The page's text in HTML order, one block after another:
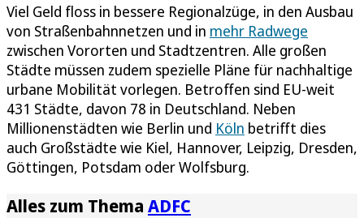
Viel Geld floss in bessere Regionalzüge, in den Ausbau
von Straßenbahnnetzen und in mehr Radwege
zwischen Vororten und Stadtzentren. Alle großen
Städte müssen zudem spezielle Pläne für nachhaltige
urbane Mobilität vorlegen. Betroffen sind EU-weit
431 Städte, davon 78 in Deutschland. Neben
Millionenstädten wie Berlin und Köln betrifft dies
auch Großstädte wie Kiel, Hannover, Leipzig, Dresden,
Göttingen, Potsdam oder Wolfsburg.
Alles zum Thema ADFC